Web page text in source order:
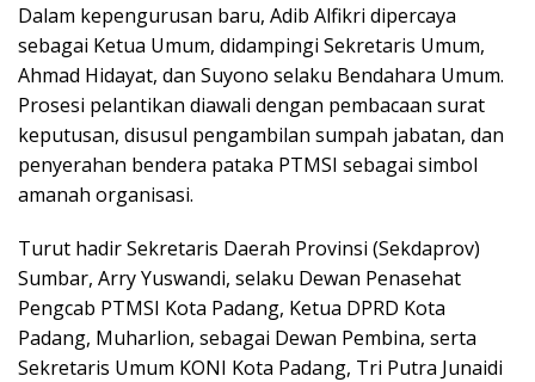
Dalam kepengurusan baru, Adib Alfikri dipercaya
sebagai Ketua Umum, didampingi Sekretaris Umum,
Ahmad Hidayat, dan Suyono selaku Bendahara Umum.
Prosesi pelantikan diawali dengan pembacaan surat
keputusan, disusul pengambilan sumpah jabatan, dan
penyerahan bendera pataka PTMSI sebagai simbol
amanah organisasi.
Turut hadir Sekretaris Daerah Provinsi (Sekdaprov)
Sumbar, Arry Yuswandi, selaku Dewan Penasehat
Pengcab PTMSI Kota Padang, Ketua DPRD Kota
Padang, Muharlion, sebagai Dewan Pembina, serta
Sekretaris Umum KONI Kota Padang, Tri Putra Junaidi